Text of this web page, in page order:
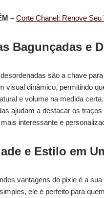
– Corte Chanel: Renove Seu
Bagunçadas e
são a chave
visual dinâmico, permitindo
e volume na medida
ajudam a destacar os traços
interessante e
e Estilo em
vantagens do pixie é a
ele é perfeito para